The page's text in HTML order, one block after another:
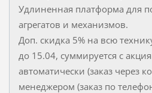
Удлиненная платформа для
агрегатов и механизмов.
Доп. скидка 5% на всю
до 15.04, суммируется с
автоматически (заказ через
менеджером (заказ по